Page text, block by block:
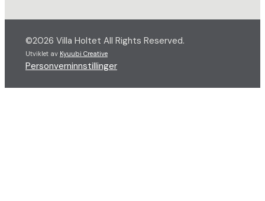
©2026 Villa Holtet All Rights Reserved.
Utviklet av Kyuubi Creative
Personverninnstillinger